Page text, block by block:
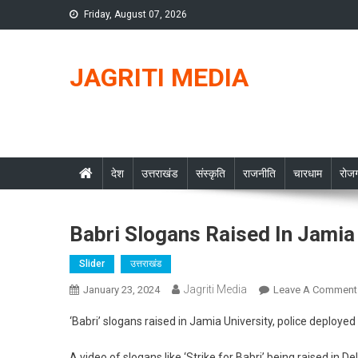
to
Friday, August 07, 2026
JAGRITI MEDIA
देश उत्तराखंड संस्कृति राजनीति चारधाम
Babri Slogans Raised In
Slider उत्तराखंड
January 23, 2024 Jagriti Media Leave A Comment
‘Babri’ slogans raised in Jamia University, police